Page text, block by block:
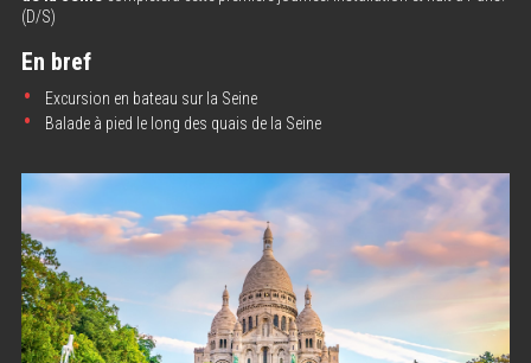
(D/S)
En bref
Excursion en bateau sur la Seine
Balade à pied le long des quais de la Seine